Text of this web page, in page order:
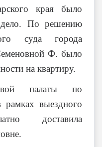
края было
дело. По решению
суда города
Ф. было
на квартиру.
палаты по
выездного
доставила